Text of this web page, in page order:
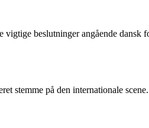
beslutninger angående dansk
stemme på den internationale